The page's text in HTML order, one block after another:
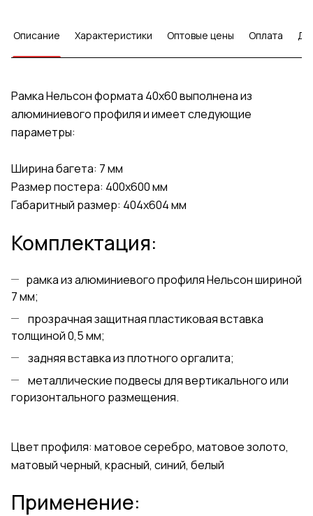
Описание Характеристики Оптовые цены Оплата
Рамка Нельсон формата 40х60 выполнена из
алюминиевого профиля и имеет следующие
параметры:
Ширина багета: 7 мм
Размер постера: 400х600 мм
Габаритный размер: 404х604 мм
Комплектация:
рамка из алюминиевого профиля Нельсон шириной
7 мм;
прозрачная защитная пластиковая вставка
толщиной 0,5 мм;
задняя вставка из плотного оргалита;
металлические подвесы для вертикального или
горизонтального размещения.
Цвет профиля: матовое серебро, матовое золото,
матовый черный, красный, синий, белый
Применение: